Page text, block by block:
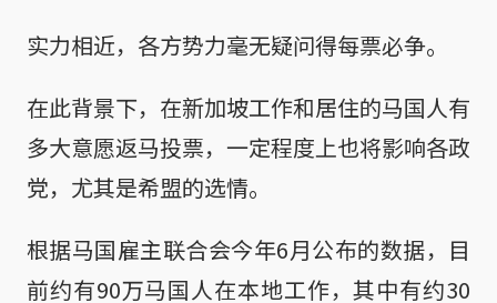
实力相近，各方势力毫无疑问得每票必争。
在此背景下，在新加坡工作和居住的马国人有
多大意愿返马投票，一定程度上也将影响各政
党，尤其是希盟的选情。
根据马国雇主联合会今年6月公布的数据，目
前约有90万马国人在本地工作，其中有约30